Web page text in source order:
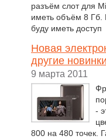
разъём слот для
иметь объём 8 Гб.
буду иметь доступ
Новая
другие
9 марта 2011
-
800 на 480 точек.